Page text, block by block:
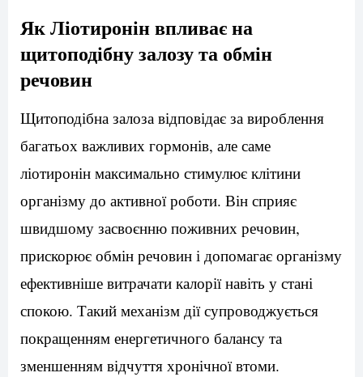
Як Ліотиронін впливає на
щитоподібну залозу та обмін
речовин
Щитоподібна залоза відповідає за вироблення
багатьох важливих гормонів, але саме
ліотиронін максимально стимулює клітини
організму до активної роботи. Він сприяє
швидшому засвоєнню поживних речовин,
прискорює обмін речовин і допомагає організму
ефективніше витрачати калорії навіть у стані
спокою. Такий механізм дії супроводжується
покращенням енергетичного балансу та
зменшенням відчуття хронічної втоми.